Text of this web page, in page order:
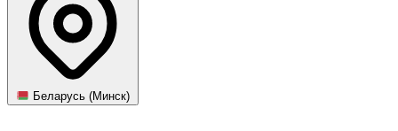
Беларусь (Минск)